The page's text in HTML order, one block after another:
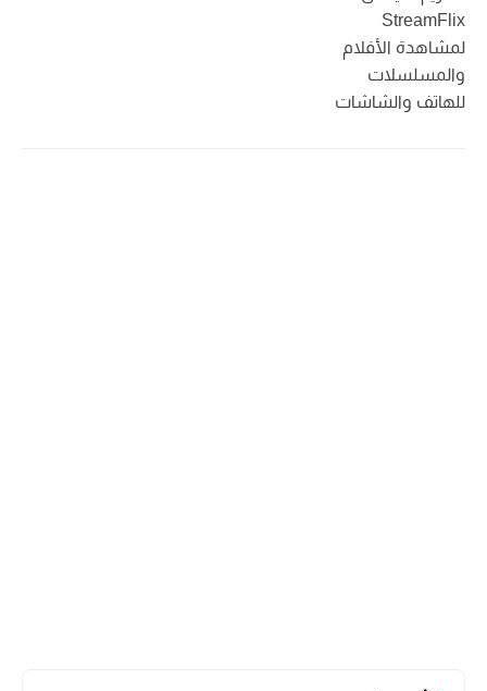
StreamFlix
لمشاهدة الأفلام
والمسلسلات
للهاتف والشاشات